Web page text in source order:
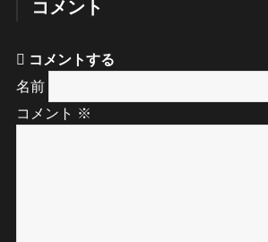
コメント
コメントする
名前
コメント ※